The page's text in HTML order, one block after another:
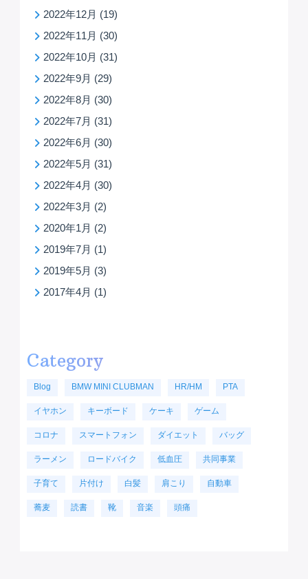
2022年12月 (19)
2022年11月 (30)
2022年10月 (31)
2022年9月 (29)
2022年8月 (30)
2022年7月 (31)
2022年6月 (30)
2022年5月 (31)
2022年4月 (30)
2022年3月 (2)
2020年1月 (2)
2019年7月 (1)
2019年5月 (3)
2017年4月 (1)
Category
Blog BMW MINI CLUBMAN HR/HM PTA
イヤホン キーボード ケーキ ゲーム
コロナ スマートフォン ダイエット バッグ
ラーメン ロードバイク 低血圧 共同事業
子育て 片付け 白髪 肩こり 自動車
蕎麦 読書 靴 音楽 頭痛